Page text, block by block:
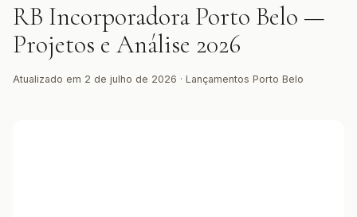
RB Incorporadora Porto Belo —
Projetos e Análise 2026
Atualizado em 2 de julho de 2026 · Lançamentos Porto Belo